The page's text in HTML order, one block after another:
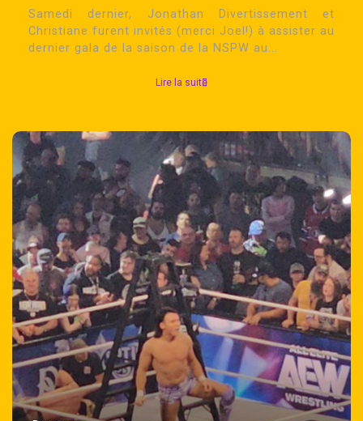
Samedi dernier, Jonathan Divertissement et
Christiane furent invités (merci Joel!) à assister au
dernier gala de la saison de la NSPW au...
Lire la suite